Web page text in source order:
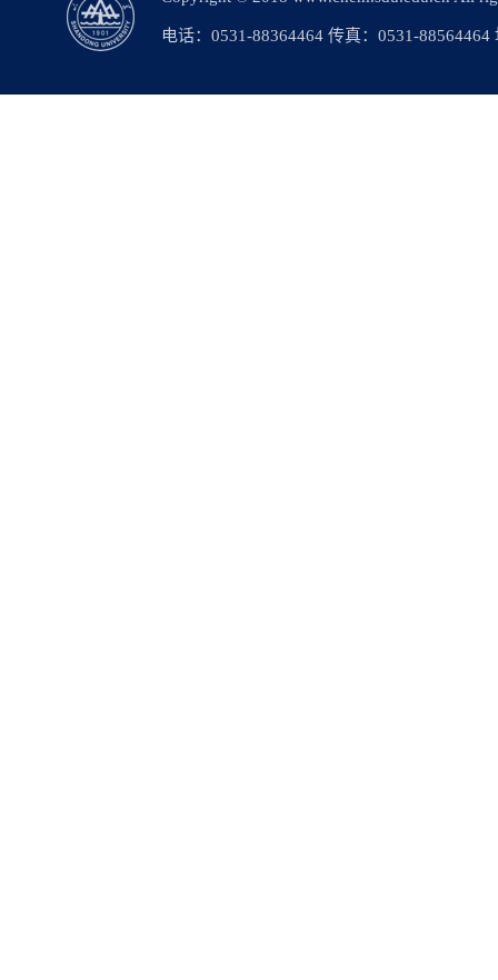
电话：0531-88364464 传真：0531-